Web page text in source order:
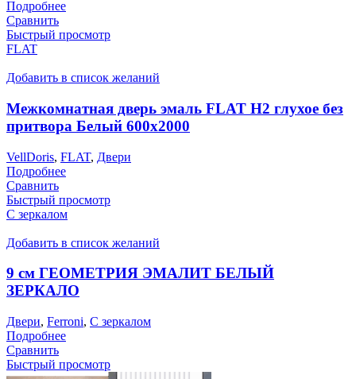
Подробнее
Сравнить
Быстрый просмотр
FLAT
Добавить в список желаний
Межкомнатная дверь эмаль FLAT H2 глухое без
притвора Белый 600х2000
VellDoris, FLAT, Двери
Подробнее
Сравнить
Быстрый просмотр
С зеркалом
Добавить в список желаний
9 см ГЕОМЕТРИЯ ЭМАЛИТ БЕЛЫЙ
ЗЕРКАЛО
Двери, Ferroni, С зеркалом
Подробнее
Сравнить
Быстрый просмотр